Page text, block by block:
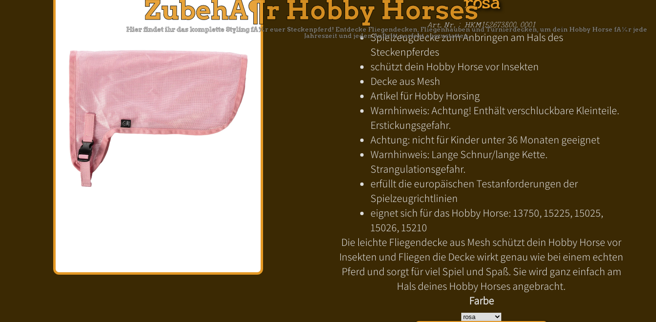
ZubehÃ¶r Hobby Horses
Hier findet ihr das komplette Styling fÃ¼r euer Steckenpferd! Entdecke Fliegendecken, Fliegenhauben und Turnierdecken, um dein Hobby Horse fÃ¼r jede
Jahreszeit und jeden Auftritt perfekt auszustatten.
Art.Nr.: HKM152673800.0001
Spielzeugdecke zum Anbringen am Hals des
Steckenpferdes
schützt dein Hobby Horse vor Insekten
Decke aus Mesh
Artikel für Hobby Horsing
Warnhinweis: Achtung! Enthält verschluckbare Kleinteile.
Erstickungsgefahr.
Achtung: nicht für Kinder unter 36 Monaten geeignet
Warnhinweis: Lange Schnur/lange Kette.
Strangulationsgefahr.
erfüllt die europäischen Testanforderungen der
Spielzeugrichtlinien
eignet sich für das Hobby Horse: 13750, 15225, 15025,
15026, 15210
Die leichte Fliegendecke aus Mesh schützt dein Hobby Horse vor
Insekten und Fliegen die Decke wirkt genau wie bei einem echten
Pferd und sorgt für viel Spiel und Spaß. Sie wird ganz einfach am
Hals deines Hobby Horses angebracht.
Farbe